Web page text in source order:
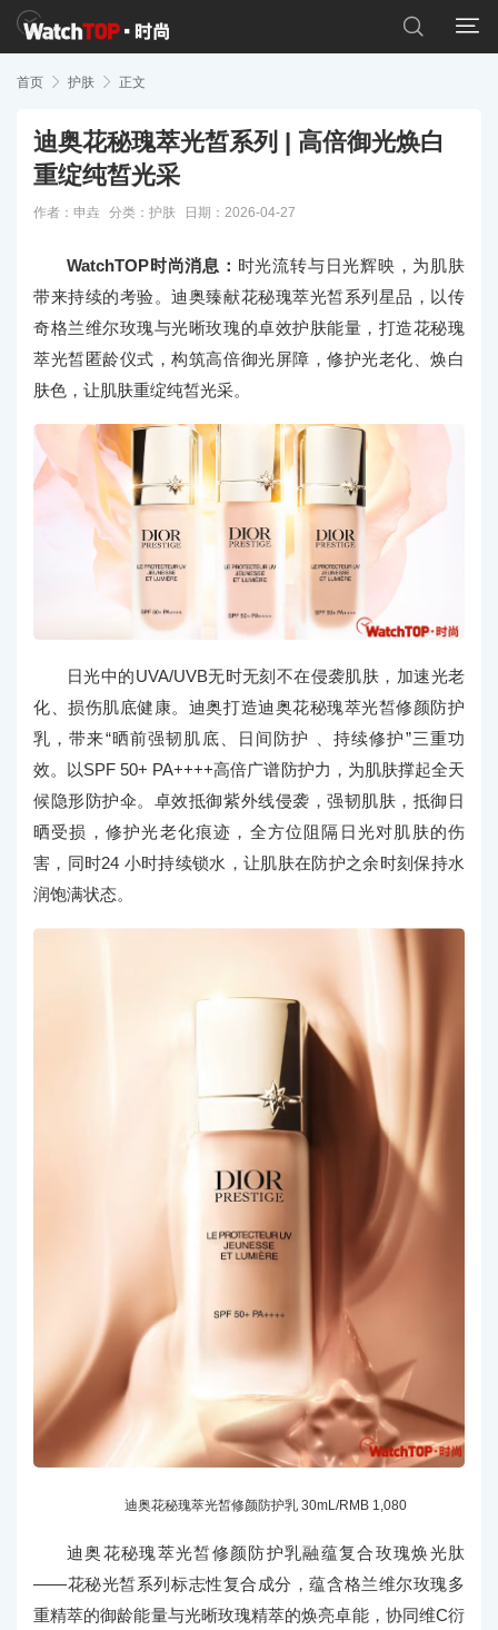


首页  护肤  正文
迪奥花秘瑰萃光皙系列 | 高倍御光焕白
重绽纯皙光采
作者：申垚 分类： 护肤 日期：2026-04-27
WatchTOP时尚消息： 时光流转与日光辉映，为肌肤
带来持续的考验。迪奥臻献花秘瑰萃光皙系列星品，以传
奇格兰维尔玫瑰与光晰玫瑰的卓效护肤能量，打造花秘瑰
萃光皙匿龄仪式，构筑高倍御光屏障，修护光老化、焕白
肤色，让肌肤重绽纯皙光采。
日光中的UVA/UVB无时无刻不在侵袭肌肤，加速光老
化、损伤肌底健康。迪奥打造迪奥花秘瑰萃光皙修颜防护
乳，带来“晒前强韧肌底、日间防护 、持续修护”三重功
效。以SPF 50+ PA++++高倍广谱防护力，为肌肤撑起全天
候隐形防护伞。卓效抵御紫外线侵袭，强韧肌肤，抵御日
晒受损，修护光老化痕迹，全方位阻隔日光对肌肤的伤
害，同时24 小时持续锁水，让肌肤在防护之余时刻保持水
润饱满状态。
迪奥花秘瑰萃光皙修颜防护乳 30mL/RMB 1,080
迪奥花秘瑰萃光皙修颜防护乳融蕴复合玫瑰焕光肽
——花秘光皙系列标志性复合成分，蕴含格兰维尔玫瑰多
重精萃的御龄能量与光晰玫瑰精萃的焕亮卓能，协同维C衍